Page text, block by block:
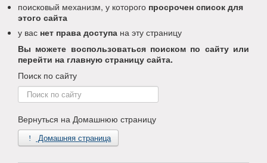
поисковый механизм, у которого просрочен список для
этого сайта
у вас нет права доступа на эту страницу
Вы можете воспользоваться поиском по сайту или
перейти на главную страницу сайта.
Поиск по сайту
Поиск
по
Вернуться на Домашнюю страницу
Домашняя страница